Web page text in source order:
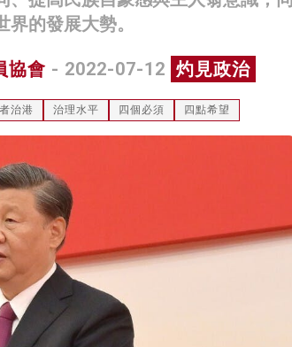
的發展大勢。
協會 - 2022-07-12 灼見政治
治港 治理水平 四個必須 四點希望